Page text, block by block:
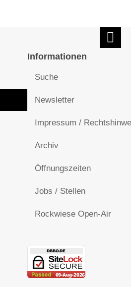
Informationen
Suche
Newsletter
Impressum /
Archiv
Öffnungszeiten
Jobs / Stellen
Rockwiese Open-Air